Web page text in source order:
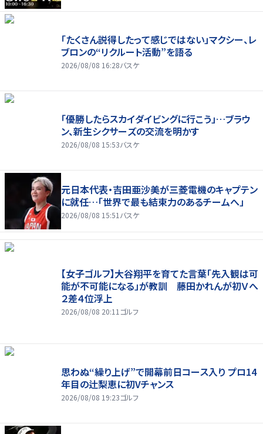
「たくさん説得したって感じではない」マクシー、レ
ブロンの“リクルート活動”を語る
2026/08/08 16:28バスケ
「優勝したらスカイダイビングに行こう」…ブラウ
ン、新生シクサーズの交流を明かす
2026/08/08 15:53バスケ
元日本代表・吉田亜沙美が三菱電機のキャプテン
に就任…「世界で最も結束力のあるチームへ」
2026/08/08 15:51 バスケ
【女子ゴルフ】大谷翔平を育てた言葉「先入観は可
能が不可能になる」が教訓 藤田かれんが初Ｖへ
２差４位浮上
2026/08/08 20:11 ゴルフ
思わぬ“繰り上げ”で開幕前日コース入り プロ14
年目の辻梨恵に初Vチャンス
2026/08/08 19:23ゴルフ